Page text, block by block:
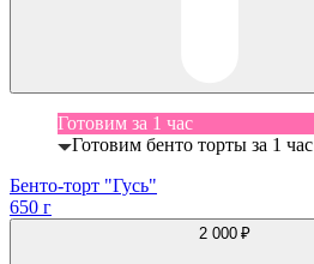
Готовим за 1 час
Готовим бенто торты за 1 час
Бенто-торт "Гусь"
650 г
2 000 ₽